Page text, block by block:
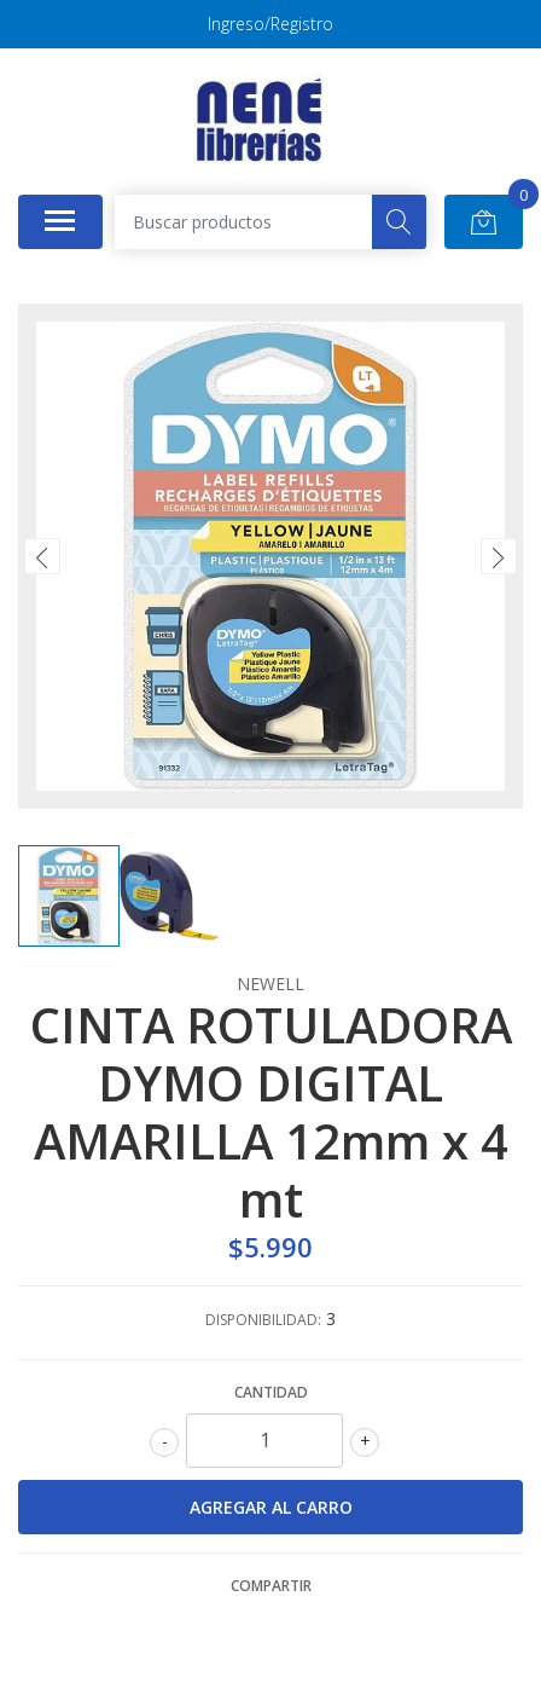
Ingreso/Registro
0
NEWELL
CINTA ROTULADORA
DYMO DIGITAL
AMARILLA 12mm x 4
mt
$5.990
DISPONIBILIDAD: 3
CANTIDAD
+
-
COMPARTIR